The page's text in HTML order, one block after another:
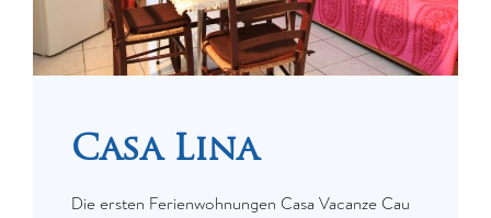
Casa Lina
Die ersten Ferienwohnungen Casa Vacanze Cau